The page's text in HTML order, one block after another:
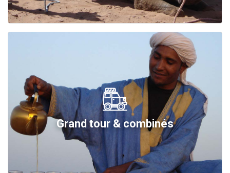
Grand tour & combinés